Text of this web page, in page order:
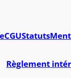
CGUStatuts
Règlement